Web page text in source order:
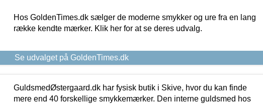
Hos GoldenTimes.dk sælger de moderne smykker og ure fra en lang
række kendte mærker. Klik her for at se deres udvalg.
Se udvalget på GoldenTimes.dk
GuldsmedØstergaard.dk har fysisk butik i Skive, hvor du kan finde
mere end 40 forskellige smykkemærker. Den interne guldsmed hos